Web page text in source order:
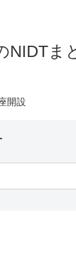
NIDTま
開設